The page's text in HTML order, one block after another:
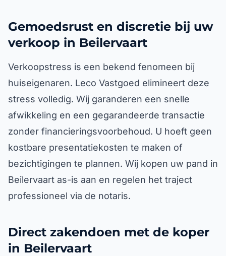
Gemoedsrust en discretie bij uw
verkoop in Beilervaart
Verkoopstress is een bekend fenomeen bij
huiseigenaren. Leco Vastgoed elimineert deze
stress volledig. Wij garanderen een snelle
afwikkeling en een gegarandeerde transactie
zonder financieringsvoorbehoud. U hoeft geen
kostbare presentatiekosten te maken of
bezichtigingen te plannen. Wij kopen uw pand in
Beilervaart as-is aan en regelen het traject
professioneel via de notaris.
Direct zakendoen met de koper
in Beilervaart